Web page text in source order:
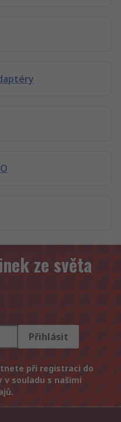
ze světa
Přihlásit
při registraci do
souladu s našimi